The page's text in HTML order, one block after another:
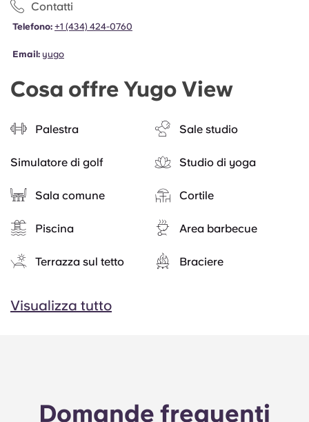
Contatti
Telefono: +1 (434) 424-0760
Email: yugo
Cosa offre Yugo View
Palestra Sale studio
Simulatore di golf Studio di yoga
Sala comune Cortile
Piscina Area barbecue
Terrazza sul tetto Braciere
Visualizza tutto
Domande frequenti